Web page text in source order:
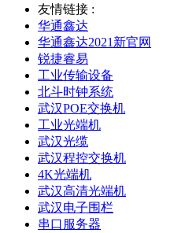
友情链接 :
华通鑫达
华通鑫达2021新官网
锐捷睿易
工业传输设备
北斗时钟系统
武汉POE交换机
工业光端机
武汉光缆
武汉程控交换机
4K光端机
武汉高清光端机
武汉电子围栏
串口服务器